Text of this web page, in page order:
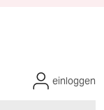
einloggen